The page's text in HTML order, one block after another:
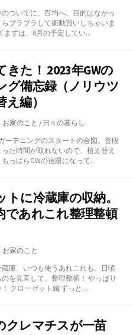
ゴ
リ
ー
ついでに、百均へ。目的はなかっ
ブラブラして衝動買いしちゃいま
まずは、8月の予定してい...
た！ 2023年GWの
グ備忘録（ノリウツ
編）
カ
ゴ
リ
ー
お家のこと / 日々の暮らし
ーデニングのスタートの合図。普段
た時間が取れないので、植え替え
っぱらGWの宿題になって...
トに冷蔵庫の収納。
であれこれ整理整頓
カ
ゴ
リ
お家のこと
庫。いつも使うあれこれも。日頃
を見直して、整理整頓！ やっぱり
クローゼット編 ずっと...
クレマチスが一苗